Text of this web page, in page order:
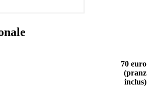
70 euro
(pranz
inclus)